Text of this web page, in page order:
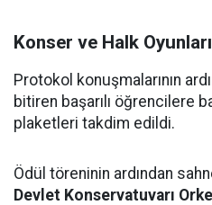
Konser ve Halk
Protokol konuşmalarının
bitiren başarılı öğrencilere
plaketleri takdim edildi.
Ödül töreninin ardından
Devlet Konservatuvarı